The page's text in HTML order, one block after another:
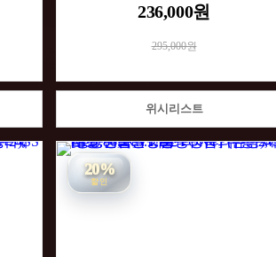
236,000원
295,000원
위시리스트
20%
할인